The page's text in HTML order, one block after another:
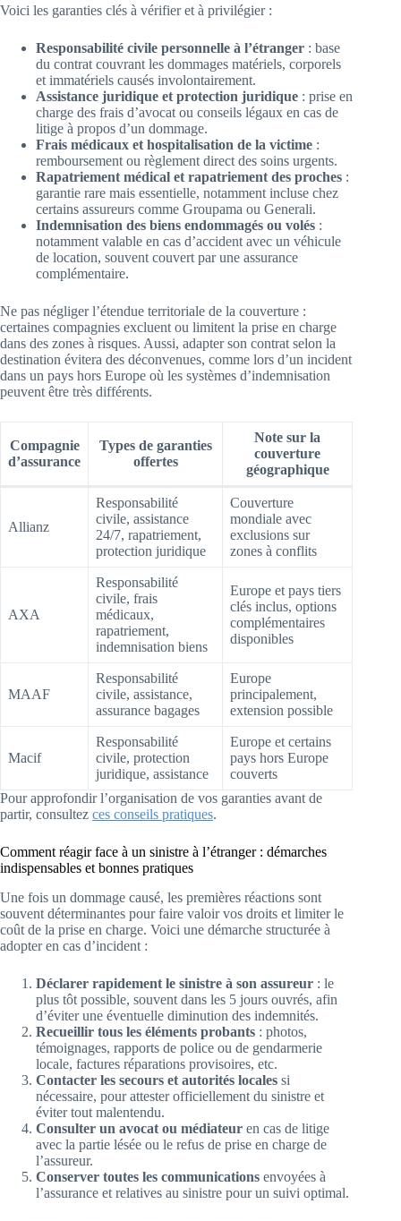
Voici les garanties clés à vérifier et à privilégier :
Responsabilité civile personnelle à l’étranger : base
du contrat couvrant les dommages matériels, corporels
et immatériels causés involontairement.
Assistance juridique et protection juridique : prise en
charge des frais d’avocat ou conseils légaux en cas de
litige à propos d’un dommage.
Frais médicaux et hospitalisation de la victime :
remboursement ou règlement direct des soins urgents.
Rapatriement médical et rapatriement des proches :
garantie rare mais essentielle, notamment incluse chez
certains assureurs comme Groupama ou Generali.
Indemnisation des biens endommagés ou volés :
notamment valable en cas d’accident avec un véhicule
de location, souvent couvert par une assurance
complémentaire.
Ne pas négliger l’étendue territoriale de la couverture :
certaines compagnies excluent ou limitent la prise en charge
dans des zones à risques. Aussi, adapter son contrat selon la
destination évitera des déconvenues, comme lors d’un incident
dans un pays hors Europe où les systèmes d’indemnisation
peuvent être très différents.
Compagnie
d’assurance
Types de garanties
offertes
Note sur la
couverture
géographique
Allianz
Responsabilité
civile, assistance
24/7, rapatriement,
protection juridique
Couverture
mondiale avec
exclusions sur
zones à conflits
AXA
Responsabilité
civile, frais
médicaux,
rapatriement,
indemnisation biens
Europe et pays tiers
clés inclus, options
complémentaires
disponibles
MAAF
Responsabilité
civile, assistance,
assurance bagages
Europe
principalement,
extension possible
Macif
Responsabilité
civile, protection
juridique, assistance
Europe et certains
pays hors Europe
couverts
Pour approfondir l’organisation de vos garanties avant de
partir, consultez ces conseils pratiques.
Comment réagir face à un sinistre à l’étranger : démarches
indispensables et bonnes pratiques
Une fois un dommage causé, les premières réactions sont
souvent déterminantes pour faire valoir vos droits et limiter le
coût de la prise en charge. Voici une démarche structurée à
adopter en cas d’incident :
Déclarer rapidement le sinistre à son assureur : le
plus tôt possible, souvent dans les 5 jours ouvrés, afin
d’éviter une éventuelle diminution des indemnités.
Recueillir tous les éléments probants : photos,
témoignages, rapports de police ou de gendarmerie
locale, factures réparations provisoires, etc.
Contacter les secours et autorités locales si
nécessaire, pour attester officiellement du sinistre et
éviter tout malentendu.
Consulter un avocat ou médiateur en cas de litige
avec la partie lésée ou le refus de prise en charge de
l’assureur.
Conserver toutes les communications envoyées à
l’assurance et relatives au sinistre pour un suivi optimal.